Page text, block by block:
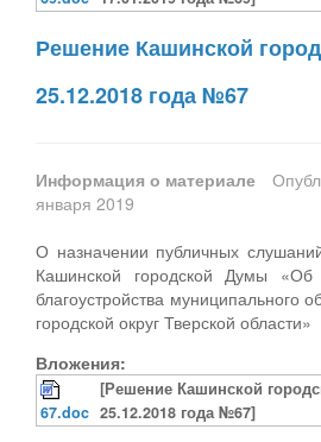
Решение Кашинской
25.12.2018 года №67
Информация о материале
января 2019
О назначении публичных
Кашинской городской Думы «Об
благоустройства муниципального
городской округ Тверской области»
Вложения:
67.doc
[Решение Кашинской
25.12.2018 года №67]